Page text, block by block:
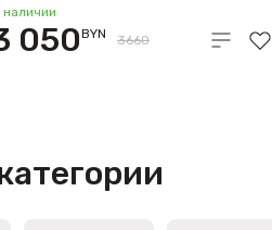
S11 5G SM-X736
512GB (серый)
наличии
050BYN 3660